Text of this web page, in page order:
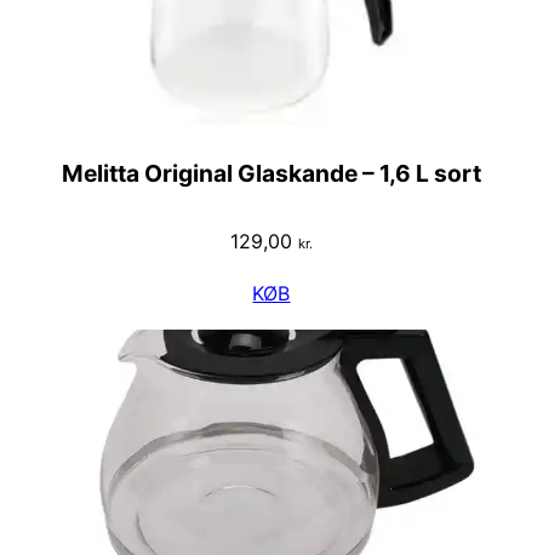
Melitta Original Glaskande – 1,6 L sort
129,00 kr.
KØB